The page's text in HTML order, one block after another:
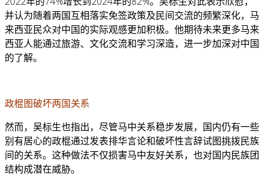
并认为随着两国互相落实免签政策及民间交流的频繁深化，马
来西亚民众对中国的实际观感更加积极。他期待未来更多马来
西亚人能通过旅游、文化交流和学习深造，进一步加深对中国
的了解。
政棍图破坏两国关系
然而，吴标生也指出，尽管马中关系稳步发展，国内仍有一些
别有居心的政棍通过发表排华言论和破坏性言辞试图挑拨民族
间的关系。这种做法不仅损害马中友好关系，也对国内民族团
结构成潜在威胁。